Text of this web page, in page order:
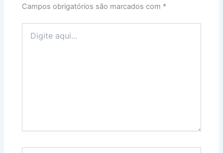
Campos obrigatórios são marcados com *
aqui...